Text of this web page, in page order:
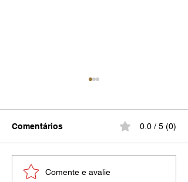
Dia da Mulher. Por quê?
Comentários 0.0 / 5 (0)
Comente e avalie